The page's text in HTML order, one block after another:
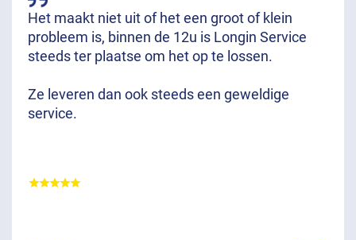
Het maakt niet uit of het een groot of klein
probleem is, binnen de 12u is Longin Service
steeds ter plaatse om het op te lossen.
Ze leveren dan ook steeds een geweldige
service.